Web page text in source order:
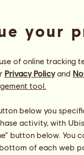
ganado
¡los
con
Victorias
your
of online tracking
Privacy Policyand
tool.
below you
activity, with
button below. You
of each web